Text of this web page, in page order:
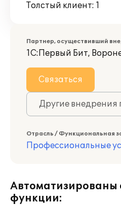
Толстый клиент: 1
Партнер, осуществивший
1С:Первый Бит,
Связаться
Другие внедрения
Отрасль / Функциональная
Профессиональные
функции: